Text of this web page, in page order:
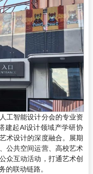
工智能设计分会的专业资
建起AI设计领域产学研协
术设计的深度融合。展期
公共空间运营、高校艺术
众互动活动，打通艺术创
的联动链路。